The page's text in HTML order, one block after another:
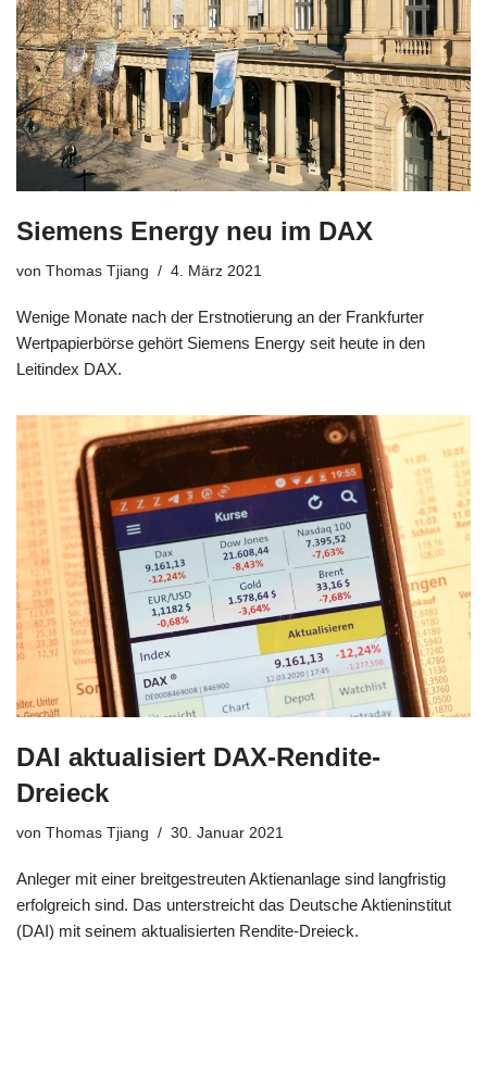
Siemens Energy neu im DAX
von Thomas Tjiang 4. März 2021
Wenige Monate nach der Erstnotierung an der Frankfurter
Wertpapierbörse gehört Siemens Energy seit heute in den
Leitindex DAX.
DAI aktualisiert DAX-Rendite-
Dreieck
von Thomas Tjiang 30. Januar 2021
Anleger mit einer breitgestreuten Aktienanlage sind langfristig
erfolgreich sind. Das unterstreicht das Deutsche Aktieninstitut
(DAI) mit seinem aktualisierten Rendite-Dreieck.